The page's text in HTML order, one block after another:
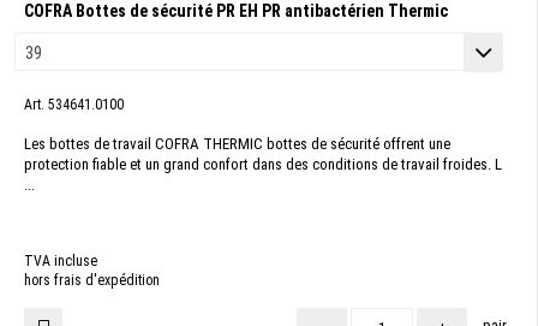
COFRA Bottes de sécurité PR EH PR antibactérien Thermic
Art. 534641.0100
Les bottes de travail COFRA THERMIC bottes de sécurité offrent une
protection fiable et un grand confort dans des conditions de travail froides. L
...
TVA incluse
hors frais d'expédition